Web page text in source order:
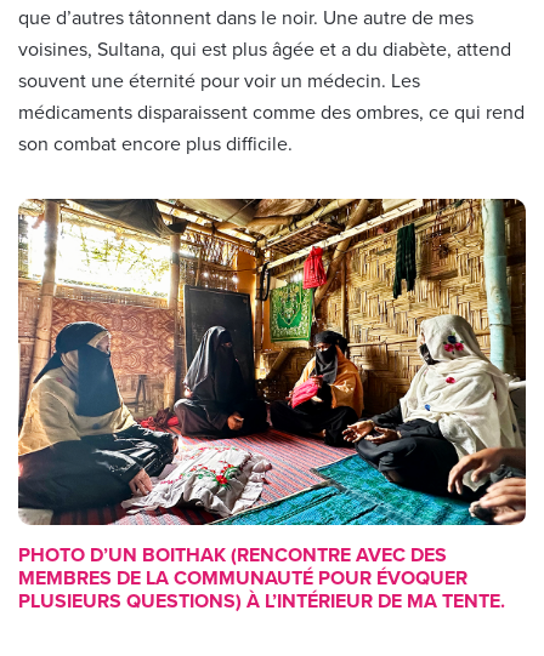
que d’autres tâtonnent dans le noir. Une autre de mes
voisines, Sultana, qui est plus âgée et a du diabète, attend
souvent une éternité pour voir un médecin. Les
médicaments disparaissent comme des ombres, ce qui rend
son combat encore plus difficile.
PHOTO D’UN BOITHAK (RENCONTRE AVEC DES
MEMBRES DE LA COMMUNAUTÉ POUR ÉVOQUER
PLUSIEURS QUESTIONS) À L’INTÉRIEUR DE MA TENTE.